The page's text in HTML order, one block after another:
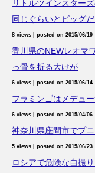
リトルツインスター
同じぐらいとビッグ
8 views posted on 2015/06/19
香川県のNEWレオマ
っ骨を折る大けが
6 views posted on 2015/06/14
フラミンゴはメデュ
6 views posted on 2015/04/06
神奈川県座間市でプ
5 views posted on 2015/06/23
ロシアで危険な自撮